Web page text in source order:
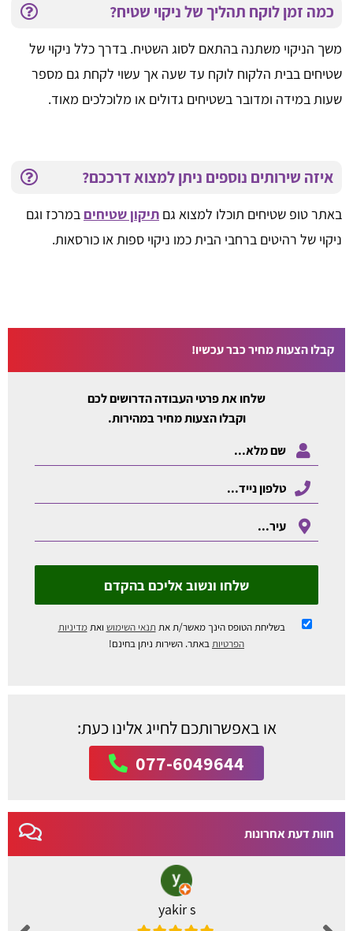
כמה זמן לוקח תהליך של ניקוי שטיח?
משך הניקוי משתנה בהתאם לסוג השטיח. בדרך כלל ניקוי של
שטיחים בבית הלקוח לוקח עד שעה אך עשוי לקחת גם מספר
שעות במידה ומדובר בשטיחים גדולים או מלוכלכים מאוד.
איזה שירותים נוספים ניתן למצוא דרככם?
באתר טופ שטיחים תוכלו למצוא גם תיקון שטיחים במרכז וגם
ניקוי של רהיטים ברחבי הבית כמו ניקוי ספות או כורסאות.
קבלו הצעות מחיר כבר עכשיו!
שלחו את פרטי העבודה הדרושים לכם
וקבלו הצעות מחיר במהירות.
שלחו ונשוב אליכם בהקדם
בשליחת הטופס הינך מאשר/ת את תנאי השימוש ואתמדיניות
הפרטיותבאתר. השירות ניתן בחינם!
או באפשרותכם לחייג אלינו כעת:
077-6049644
חוות דעת אחרונות
yakir s